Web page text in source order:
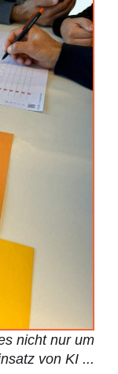
nicht nur um
von KI ...